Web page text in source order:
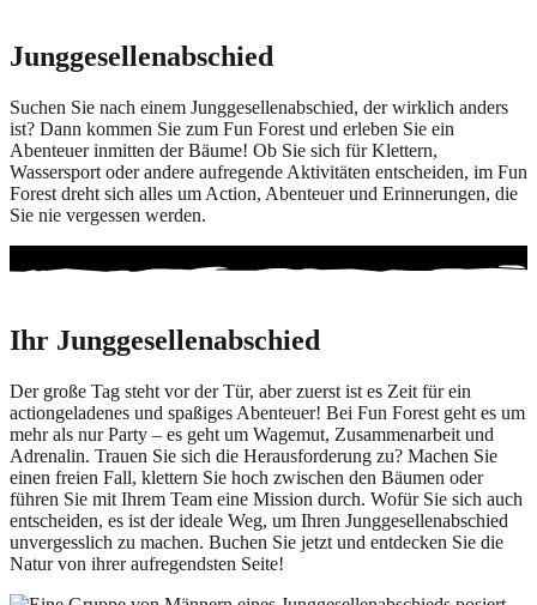
Junggesellenabschied
Suchen Sie nach einem Junggesellenabschied, der wirklich anders
ist? Dann kommen Sie zum Fun Forest und erleben Sie ein
Abenteuer inmitten der Bäume! Ob Sie sich für Klettern,
Wassersport oder andere aufregende Aktivitäten entscheiden, im Fun
Forest dreht sich alles um Action, Abenteuer und Erinnerungen, die
Sie nie vergessen werden.
Ihr Junggesellenabschied
Der große Tag steht vor der Tür, aber zuerst ist es Zeit für ein
actiongeladenes und spaßiges Abenteuer! Bei Fun Forest geht es um
mehr als nur Party – es geht um Wagemut, Zusammenarbeit und
Adrenalin. Trauen Sie sich die Herausforderung zu? Machen Sie
einen freien Fall, klettern Sie hoch zwischen den Bäumen oder
führen Sie mit Ihrem Team eine Mission durch. Wofür Sie sich auch
entscheiden, es ist der ideale Weg, um Ihren Junggesellenabschied
unvergesslich zu machen. Buchen Sie jetzt und entdecken Sie die
Natur von ihrer aufregendsten Seite!